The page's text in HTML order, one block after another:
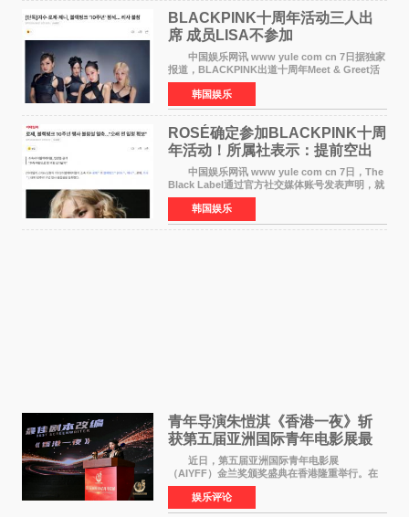
BLACKPINK十周年活动三人出
席 成员LISA不参加
中国娱乐网讯 www yule com cn 7日据独家
报道，BLACKPINK出道十周年Meet & Greet活
动将由智秀、ROS&Eacute;、JENNIE出席，
LISA将缺席。 此前BLACKPINK所属社YG并
未为组合出道十周年做
韩国娱乐
ROSÉ确定参加BLACKPINK十周
年活动！所属社表示：提前空出
了时间
中国娱乐网讯 www yule com cn 7日，The
Black Label通过官方社交媒体账号发表声明，就
近期网络上关于ROS&Eacute;个人行程及是否参
加BLACKPINK出道纪念活动的种种猜测作出正
式回应。 Th
韩国娱乐
青年导演朱愷淇《香港一夜》斩
获第五届亚洲国际青年电影展最
佳剧本改编奖
近日，第五届亚洲国际青年电影展
（AIYFF）金兰奖颁奖盛典在香港隆重举行。在
这场汇聚数百位海内外电影人、文化界人士及媒
体代表的亚洲青年影视盛会上，香港本土电影
《香港一夜》（Dawn in Ho
娱乐评论